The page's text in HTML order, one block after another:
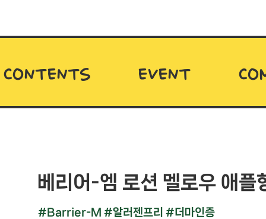
CONTENTS EVENT
베리어-엠 로션 멜로우 애
#Barrier-M #알러젠프리 #더마인증